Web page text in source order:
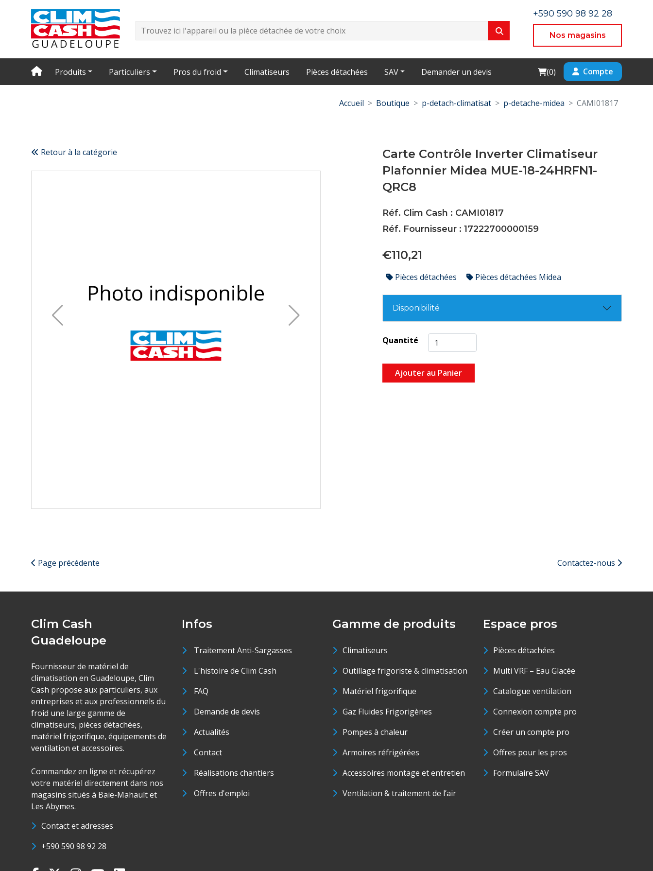
+590 590 98 92 28
Nos magasins
Produits Particuliers Pros du froid Climatiseurs Pièces détachées SAV Demander un devis Cart
(0) Compte
Accueil Boutique p-detach-climatisat p-detache-midea CAMI01817
Retour à la catégorie
Carte Contrôle Inverter Climatiseur
Plafonnier Midea MUE-18-24HRFN1-
QRC8
Réf. Clim Cash : CAMI01817
Réf. Fournisseur : 17222700000159
€110,21
Pièces détachées Pièces détachées Midea
Disponibilité
Quantité
Ajouter au Panier
Page précédente Contactez-nous
Clim Cash
Guadeloupe
Fournisseur de matériel de
climatisation en Guadeloupe, Clim
Cash propose aux particuliers, aux
entreprises et aux professionnels du
froid une large gamme de
climatiseurs, pièces détachées,
matériel frigorifique, équipements de
ventilation et accessoires.
Commandez en ligne et récupérez
votre matériel directement dans nos
magasins situés à Baie-Mahault et
Les Abymes.
Contact et adresses
+590 590 98 92 28
Infos
Traitement Anti-Sargasses
L'histoire de Clim Cash
FAQ
Demande de devis
Actualités
Contact
Réalisations chantiers
Offres d'emploi
Gamme de produits
Climatiseurs
Outillage frigoriste & climatisation
Matériel frigorifique
Gaz Fluides Frigorigènes
Pompes à chaleur
Armoires réfrigérées
Accessoires montage et entretien
Ventilation & traitement de l’air
Espace pros
Pièces détachées
Multi VRF – Eau Glacée
Catalogue ventilation
Connexion compte pro
Créer un compte pro
Offres pour les pros
Formulaire SAV